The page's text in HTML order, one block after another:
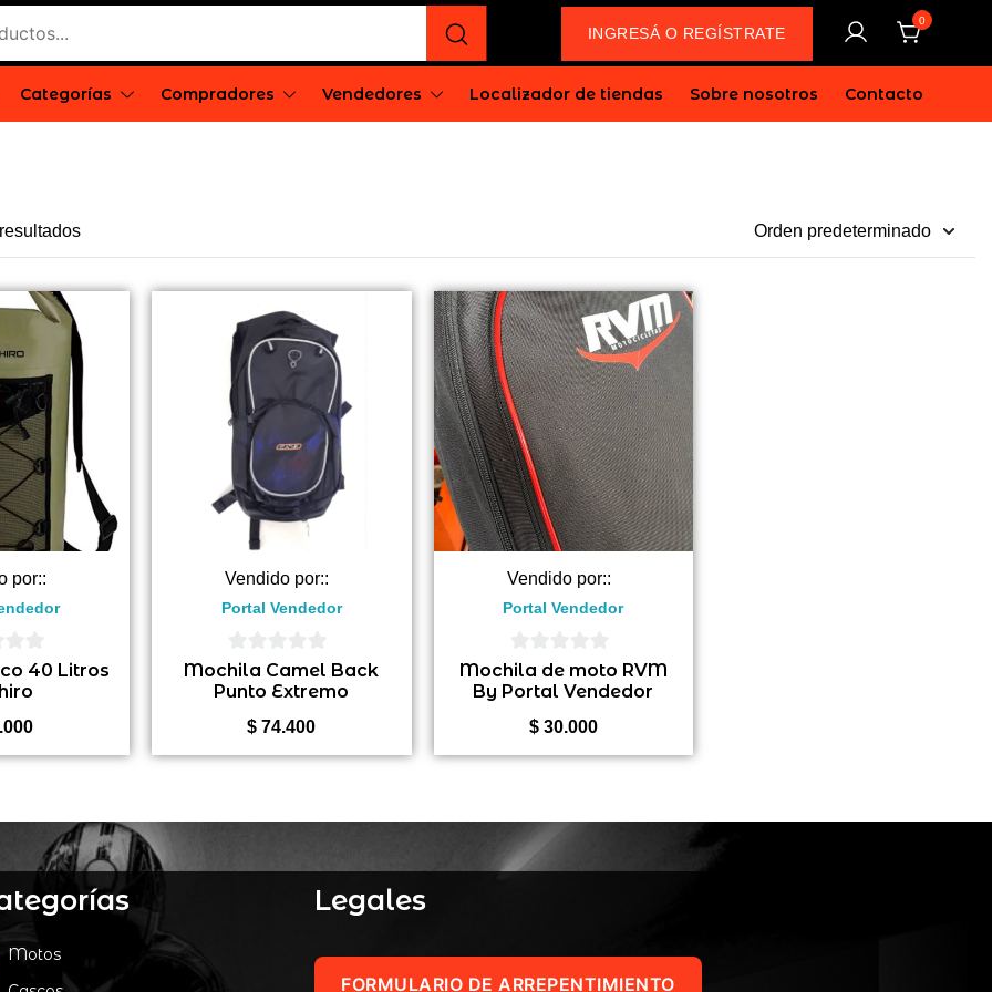
INGRESÁ O REGÍSTRATE
0
Categorías Compradores Vendedores Localizador de tiendas Sobre nosotros Contacto
por::
40 Litros
Vendido por::
Portal Vendedor
0
de
Mochila Camel Back
Punto Extremo
$ 74.400
Vendido por::
Portal Vendedor
0
de
Mochila de moto RVM
By Portal Vendedor
$30.000
Motos
Legales
FORMULARIO DE ARREPENTIMIENTO